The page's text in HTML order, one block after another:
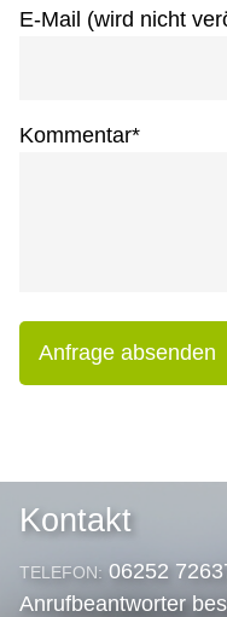
E-Mail (wird nicht
Kommentar*
Anfrage absenden
Kontakt
TELEFON: 06252
Anrufbeantworter